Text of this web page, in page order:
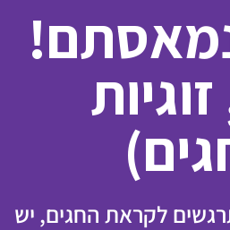
לקראת החגים, יש